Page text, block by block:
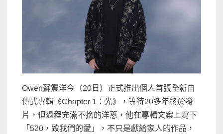
Owen蘇震洋今（20日）正式推出個人首張全新自
傳式專輯《Chapter 1：光》，等待20多年終於發
片，但過程充滿不捨的洋蔥，他在專輯文案上寫下
「520，致我們的愛」，不只是獻給家人的作品，